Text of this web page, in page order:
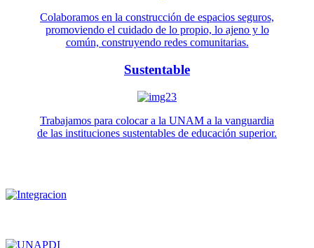
Colaboramos en la construcción de espacios seguros,
promoviendo el cuidado de lo propio, lo ajeno y lo
común, construyendo redes comunitarias.
Sustentable
Trabajamos para colocar a la UNAM a la vanguardia
de las instituciones sustentables de educación superior.